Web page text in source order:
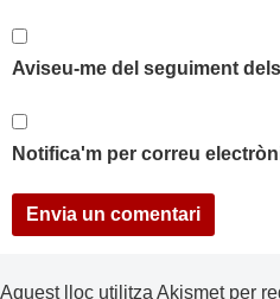
Aviseu-me del seguiment
Notifica'm per correu
Aquest lloc utilitza Akismet per